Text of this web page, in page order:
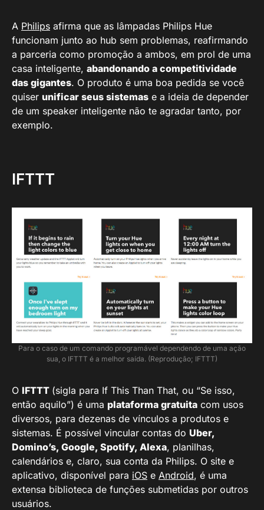
A Philips afirma que as lâmpadas Philips Hue
funcionam junto ao hub sem problemas, reafirmando
a parceria como promoção a ambos, em prol de uma
casa inteligente, abandonando a competitividade
das gigantes. O produto é uma boa pedida se você
quiser unificar seus sistemas e a ideia de depender
de um speaker inteligente não te agradar tanto, por
exemplo.
IFTTT
Para o caso de um comando programável dependendo de uma ação
sua, o IFTTT é a melhor saída. (Reprodução; IFTTT)
O IFTTT (sigla para If This Than That, ou “Se isso,
então aquilo”) é uma plataforma gratuita com usos
diversos, para dezenas de vínculos a produtos e
sistemas. É possível vincular contas do Uber,
Domino’s, Google, Spotify, Alexa, planilhas,
calendários e, claro, sua conta da Philips. O site e
aplicativo, disponível para iOS e Android, é uma
extensa biblioteca de funções submetidas por outros
usuários.